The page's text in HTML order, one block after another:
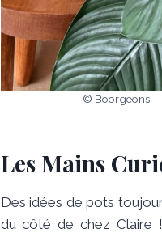
© Boorgeons
Les Mains
Des idées de pots
du côté de chez Claire